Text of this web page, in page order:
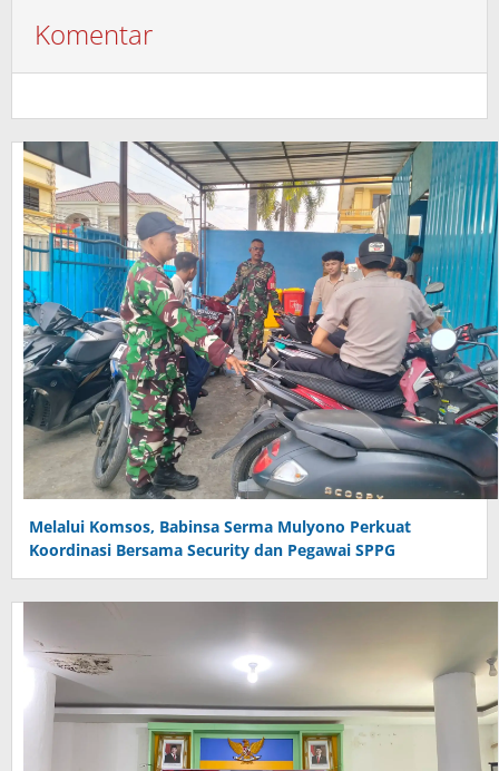
Komentar
Melalui Komsos, Babinsa Serma Mulyono Perkuat
Koordinasi Bersama Security dan Pegawai SPPG